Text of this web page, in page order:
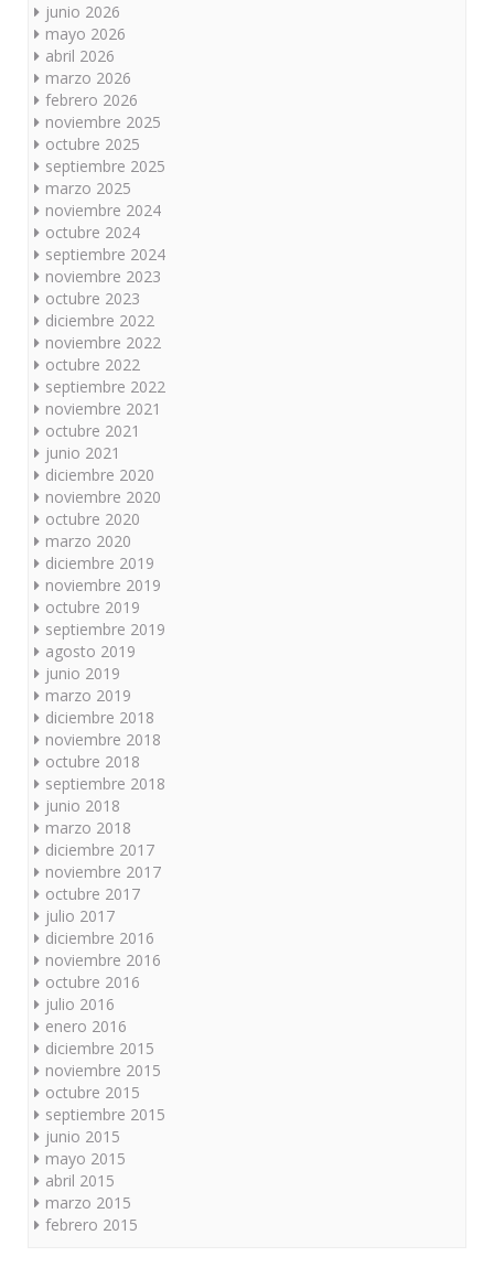
junio 2026
mayo 2026
abril 2026
marzo 2026
febrero 2026
noviembre 2025
octubre 2025
septiembre 2025
marzo 2025
noviembre 2024
octubre 2024
septiembre 2024
noviembre 2023
octubre 2023
diciembre 2022
noviembre 2022
octubre 2022
septiembre 2022
noviembre 2021
octubre 2021
junio 2021
diciembre 2020
noviembre 2020
octubre 2020
marzo 2020
diciembre 2019
noviembre 2019
octubre 2019
septiembre 2019
agosto 2019
junio 2019
marzo 2019
diciembre 2018
noviembre 2018
octubre 2018
septiembre 2018
junio 2018
marzo 2018
diciembre 2017
noviembre 2017
octubre 2017
julio 2017
diciembre 2016
noviembre 2016
octubre 2016
julio 2016
enero 2016
diciembre 2015
noviembre 2015
octubre 2015
septiembre 2015
junio 2015
mayo 2015
abril 2015
marzo 2015
febrero 2015